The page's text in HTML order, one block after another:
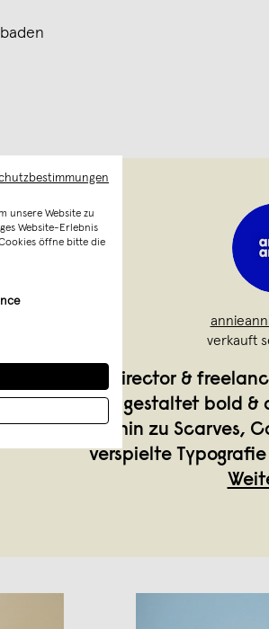
verkauft
Annie ist Art Director &
München. Sie gestaltet bold
Postkarten bis hin zu Scarves,
verspielte
unsere Website zu
Website-Erlebnis
öffne bitte die